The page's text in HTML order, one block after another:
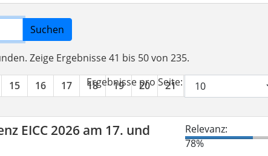
Suchen
Zeige Ergebnisse 41 bis 50 von 235.
15 16 17 18 19 20 21 22
Ergebnisse pro Seite:
EICC 2026 am 17. und
Relevanz:
78%